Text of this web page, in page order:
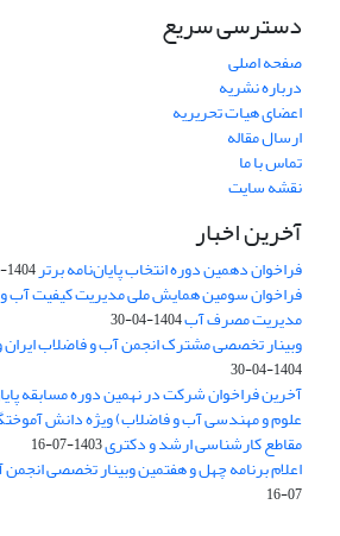
دسترسی سریع
صفحه اصلی
درباره نشریه
اعضای هیات تحریریه
ارسال مقاله
تماس با ما
نقشه سایت
آخرین اخبار
فراخوان دهمین دوره انتخاب پایان‌نامه برتر1404-04-30
فراخوان سومین همایش ملی مدیریت کیفیت آب
مدیریت مصرف آب1404-04-30
وبینار تخصصی مشترک انجمن آب و فاضلاب
1404-04-30
آخرین فراخوان شرکت در نهمین دوره مسابقه
مقاطع کارشناسی ارشد و دکتری1403-07-16
اعلام برنامه چهل و هفتمین وبینار تخصصی
07-16